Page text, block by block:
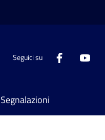
Seguici su
Segnalazioni